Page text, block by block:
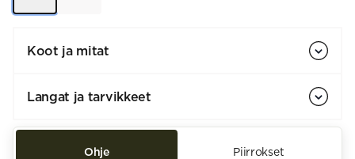
Koot ja mitat
Langat ja tarvikkeet
Ohje Piirrokset